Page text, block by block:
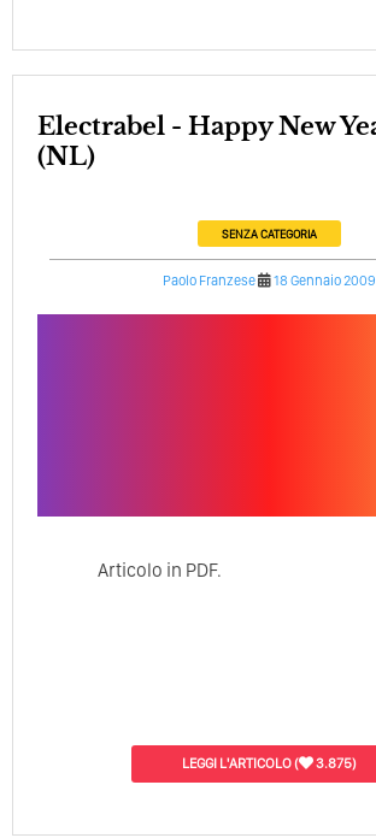
Electrabel - Happy New Year (2009)
(NL)
SENZA CATEGORIA
Paolo Franzese 18 Gennaio 2009
Articolo in PDF.
LEGGI L'ARTICOLO( 3.875)